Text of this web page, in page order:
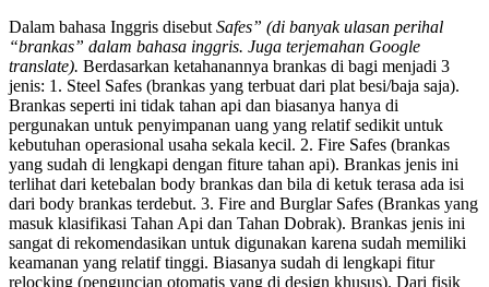
Dalam bahasa Inggris disebut Safes” (di banyak ulasan perihal
“brankas” dalam bahasa inggris. Juga terjemahan Google
translate). Berdasarkan ketahanannya brankas di bagi menjadi 3
jenis: 1. Steel Safes (brankas yang terbuat dari plat besi/baja saja).
Brankas seperti ini tidak tahan api dan biasanya hanya di
pergunakan untuk penyimpanan uang yang relatif sedikit untuk
kebutuhan operasional usaha sekala kecil. 2. Fire Safes (brankas
yang sudah di lengkapi dengan fiture tahan api). Brankas jenis ini
terlihat dari ketebalan body brankas dan bila di ketuk terasa ada isi
dari body brankas terdebut. 3. Fire and Burglar Safes (Brankas yang
masuk klasifikasi Tahan Api dan Tahan Dobrak). Brankas jenis ini
sangat di rekomendasikan untuk digunakan karena sudah memiliki
keamanan yang relatif tinggi. Biasanya sudah di lengkapi fitur
relocking (penguncian otomatis yang di design khusus). Dari fisik